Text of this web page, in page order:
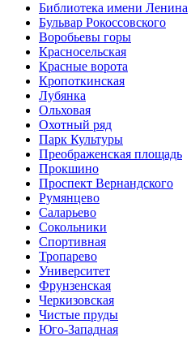
Библиотека имени Ленина
Бульвар Рокоссовского
Воробьевы горы
Красно­сельская
Красные ворота
Кропоткинс­кая
Лубянка
Ольховая
Охотный ряд
Парк Культуры
Преобра­женская площадь
Прокшино
Проспект Вернандского
Румянцево
Саларьево
Сокольники
Спортивная
Тропарево
Университет
Фрунзенская
Черкизовская
Чистые пруды
Юго-Западная